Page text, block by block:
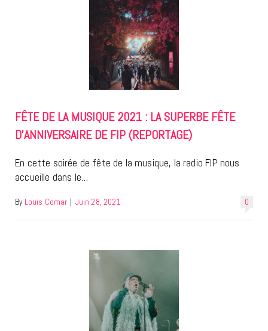
FÊTE DE LA MUSIQUE 2021 : LA SUPERBE FÊTE
D’ANNIVERSAIRE DE FIP (REPORTAGE)
En cette soirée de fête de la musique, la radio FIP nous
accueille dans le…
0
By Louis Comar | Juin 28, 2021